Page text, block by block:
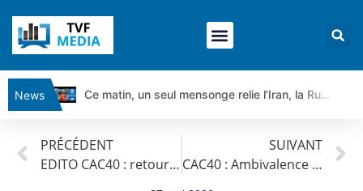
News
Ce matin, un seul mensonge relie l’Iran, la Russie et Trump | par Louis Antoine Michelet
Ce que Trump, Téhéran et Pékin ne veulent pas que vous voyiez ensemble | par Louis-Antoine Michelet
Vente du Turbo infini BEST PUT COINBASE WO83V à 0,51 € (+46 %)
PRÉCÉDENT
EDITO CAC40 : retour sur le gap
SUIVANT
CAC40 : Ambivalence sur les marchés | Bernard Prats-Desclaux – Chrono CAC